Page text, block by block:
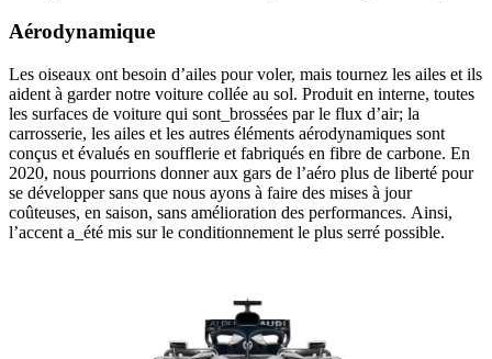
Aérodynamique
Les oiseaux ont besoin d’ailes pour voler, mais tournez les ailes et ils
aident à garder notre voiture collée au sol. Produit en interne, toutes
les surfaces de voiture qui sont_brossées par le flux d’air; la
carrosserie, les ailes et les autres éléments aérodynamiques sont
conçus et évalués en soufflerie et fabriqués en fibre de carbone. En
2020, nous pourrions donner aux gars de l’aéro plus de liberté pour
se développer sans que nous ayons à faire des mises à jour
coûteuses, en saison, sans amélioration des performances. Ainsi,
l’accent a_été mis sur le conditionnement le plus serré possible.